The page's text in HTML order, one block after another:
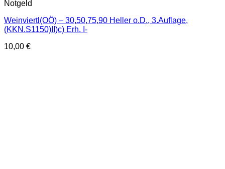
Notgeld
Weinviertl(OÖ) – 30,50,75,90 Heller o.D., 3.Auflage,
(KKN.S1150)II)c) Erh. I-
10,00 €